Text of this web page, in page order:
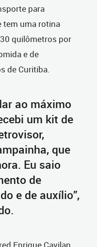
para
tem uma rotina
quilômetros por
e de
de Curitiba.
ao máximo
um kit de
que
Eu saio
de
e de auxílio”,